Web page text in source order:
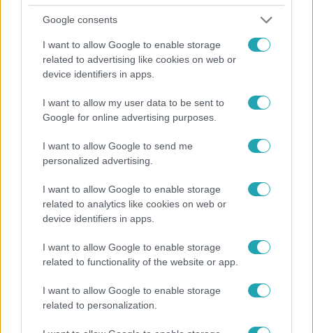
Google consents
I want to allow Google to enable storage
related to advertising like cookies on web or
device identifiers in apps.
I want to allow my user data to be sent to
Google for online advertising purposes.
I want to allow Google to send me
personalized advertising.
I want to allow Google to enable storage
related to analytics like cookies on web or
device identifiers in apps.
I want to allow Google to enable storage
related to functionality of the website or app.
I want to allow Google to enable storage
related to personalization.
Életmód
2026. január 30. 7:00
Nem a teljeskiőrlésű kenyér a legegészségesebb –
másra esküsznek a szakértők
A dietetikusok szerint két kenyér egészségesebb lehet a
teljes kiőrlésűnél – a bélműködésre és vérnyomásra is
pozitív hatással vannak.
Életmód
2026. január 17. 16:00